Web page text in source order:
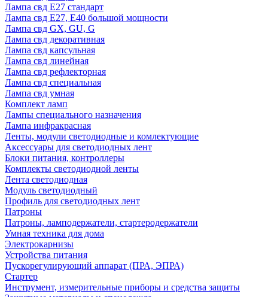
Лампа свд E27 стандарт
Лампа свд E27, Е40 большой мощности
Лампа свд GX, GU, G
Лампа свд декоративная
Лампа свд капсульная
Лампа свд линейная
Лампа свд рефлекторная
Лампа свд специальная
Лампа свд умная
Комплект ламп
Лампы специального назначения
Лампа инфракрасная
Ленты, модули светодиодные и комлектующие
Аксессуары для светодиодных лент
Блоки питания, контроллеры
Комплекты светодиодной ленты
Лента светодиодная
Модуль светодиодный
Профиль для светодиодных лент
Патроны
Патроны, ламподержатели, стартеродержатели
Умная техника для дома
Электрокарнизы
Устройства питания
Пускорегулирующий аппарат (ПРА, ЭПРА)
Стартер
Инструмент, измерительные приборы и средства защиты